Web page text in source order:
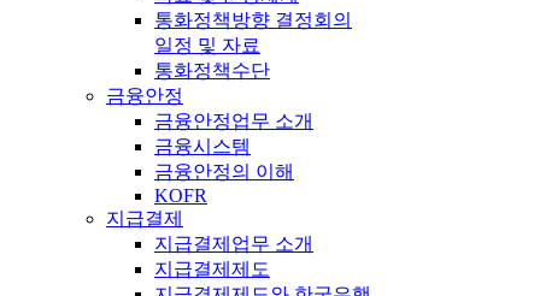
통화정책방향 결정회의
일정 및 자료
통화정책수단
금융안정
금융안정업무 소개
금융시스템
금융안정의 이해
KOFR
지급결제
지급결제업무 소개
지급결제제도